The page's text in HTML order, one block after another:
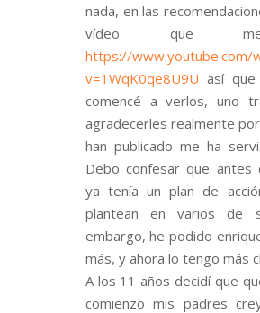
nada, en las
vídeo que me
https://www.youtube.com/
v=1WqK0qe8U9U así
comencé a verlos, uno
agradecerles realmente
han publicado me ha
Debo confesar que antes
ya tenía un plan de
plantean en varios de
embargo, he podido
más, y ahora lo tengo más
A los 11 años decidí que
comienzo mis padres